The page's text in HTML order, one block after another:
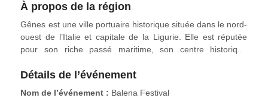
À propos de la région
Gênes est une ville portuaire historique située dans le nord-
ouest de l’Italie et capitale de la Ligurie. Elle est réputée
pour son riche passé maritime, son centre historique
pesto. Ancienne république maritime puissante, rivale de
Détails de l’événement
Nom de l’événement : Balena Festival